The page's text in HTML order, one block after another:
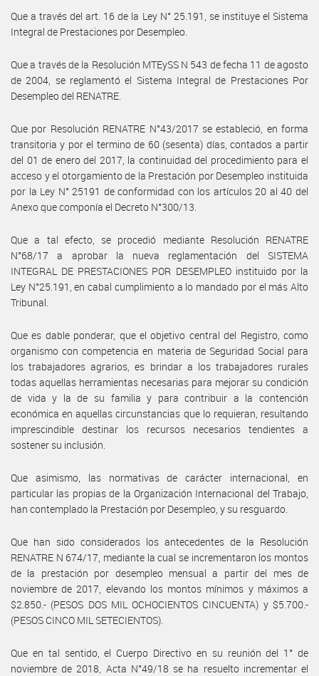
Que a través del art. 16 de la Ley N° 25.191, se instituye el Sistema
Integral de Prestaciones por Desempleo.
Que a través de la Resolución MTEySS N 543 de fecha 11 de agosto
de 2004, se reglamentó el Sistema Integral de Prestaciones Por
Desempleo del RENATRE.
Que por Resolución RENATRE N°43/2017 se estableció, en forma
transitoria y por el termino de 60 (sesenta) días, contados a partir
del 01 de enero del 2017, la continuidad del procedimiento para el
acceso y el otorgamiento de la Prestación por Desempleo instituida
por la Ley N° 25191 de conformidad con los artículos 20 al 40 del
Anexo que componía el Decreto N°300/13.
Que a tal efecto, se procedió mediante Resolución RENATRE
N°68/17 a aprobar la nueva reglamentación del SISTEMA
INTEGRAL DE PRESTACIONES POR DESEMPLEO instituido por la
Ley N°25.191, en cabal cumplimiento a lo mandado por el más Alto
Tribunal.
Que es dable ponderar, que el objetivo central del Registro, como
organismo con competencia en materia de Seguridad Social para
los trabajadores agrarios, es brindar a los trabajadores rurales
todas aquellas herramientas necesarias para mejorar su condición
de vida y la de su familia y para contribuir a la contención
económica en aquellas circunstancias que lo requieran, resultando
imprescindible destinar los recursos necesarios tendientes a
sostener su inclusión.
Que asimismo, las normativas de carácter internacional, en
particular las propias de la Organización Internacional del Trabajo,
han contemplado la Prestación por Desempleo, y su resguardo.
Que han sido considerados los antecedentes de la Resolución
RENATRE N 674/17, mediante la cual se incrementaron los montos
de la prestación por desempleo mensual a partir del mes de
noviembre de 2017, elevando los montos mínimos y máximos a
$2.850.- (PESOS DOS MIL OCHOCIENTOS CINCUENTA) y $5.700.-
(PESOS CINCO MIL SETECIENTOS).
Que en tal sentido, el Cuerpo Directivo en su reunión del 1° de
noviembre de 2018, Acta N°49/18 se ha resuelto incrementar el